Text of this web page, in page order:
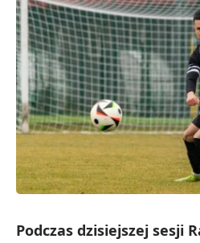
Podczas dzisiejszej sesji